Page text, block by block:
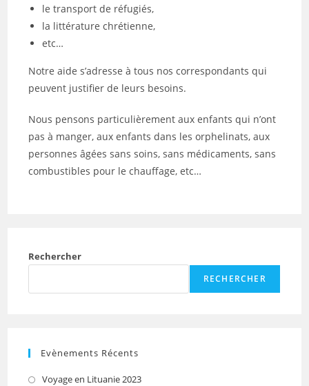
le transport de réfugiés,
la littérature chrétienne,
etc…
Notre aide s’adresse à tous nos correspondants qui
peuvent justifier de leurs besoins.
Nous pensons particulièrement aux enfants qui n’ont
pas à manger, aux enfants dans les orphelinats, aux
personnes âgées sans soins, sans médicaments, sans
combustibles pour le chauffage, etc…
Rechercher
RECHERCHER
Evènements Récents
Voyage en Lituanie 2023